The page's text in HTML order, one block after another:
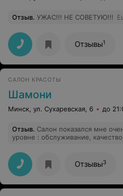
Отзыв. УЖАС!!! НЕ СОВЕТУЮ!!!
Отзывы1
САЛОН КРАСОТЫ
Шамони
Минск, ул. Сухаревская, 6 до
Отзыв. Салон показался мне
уровне : обслуживание,
порадовали ! Спасибо
Отзывы3